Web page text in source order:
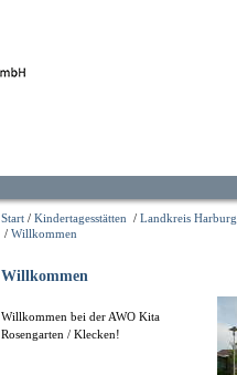
Start / Kindertagesstätten / Landkreis Harburg
/ Willkommen
Willkommen
Willkommen bei der AWO Kita
Rosengarten / Klecken!